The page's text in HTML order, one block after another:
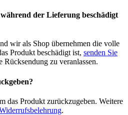
der Lieferung beschädigt
wir als Shop übernehmen die volle
Produkt beschädigt ist, senden Sie
Rücksendung zu veranlassen.
das Produkt zurückzugeben. Weitere
.